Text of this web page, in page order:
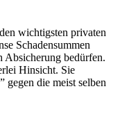
wichtigsten privaten
Schadensummen
Absicherung bedürfen.
Hinsicht. Sie
gegen die meist selben